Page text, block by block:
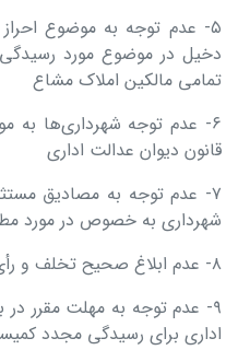
۵- عدم توجه به موضوع
دخیل در موضوع مورد
تمامی مالکین املاک مشاع
قانون دیوان عدالت اداری
شهرداری به خصوص در مورد
۸- عدم ابلاغ صحیح تخلف و رأی کمیسیون به متخلف
اداری برای رسیدگی مجدد